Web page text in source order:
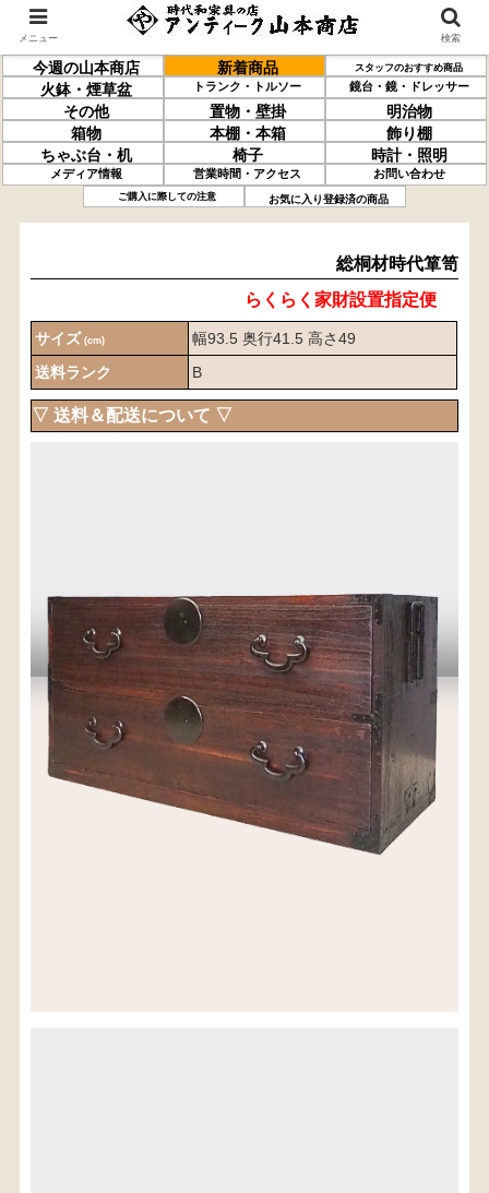
今週の山本商店 新着商品 スタッフのおすすめ商品
火鉢・煙草盆 トランク・トルソー 鏡台・鏡・ドレッサー
その他 置物・壁掛
明治物
箱物
本棚・本箱
飾り棚
ちゃぶ台・机
椅子 時計・照明
メディア情報 営業時間・アクセス お問い合わせ
ご購入に際しての注意 お気に入り登録済の商品
総桐材時代箪笥
総桐材時代箪笥
らくらく家財設置指定便
サイズ (cm)
幅93.5 奥行41.5 高さ49
送料ランク
B
▽ 送料＆配送について ▽
だくと、自動的に送料が加算されます。
・配送についての詳細は、こちら→
【送料を確認する】
お届け先、送料ランクを選択する事で送料が表
示されます。
お届け先
メニュー 検索